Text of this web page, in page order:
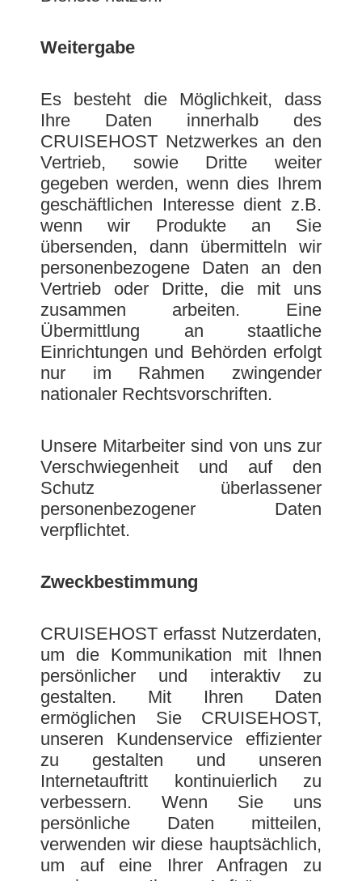
Weitergabe
Es besteht die Möglichkeit, dass
Ihre Daten innerhalb des
CRUISEHOST Netzwerkes an den
Vertrieb, sowie Dritte weiter
gegeben werden, wenn dies Ihrem
geschäftlichen Interesse dient z.B.
wenn wir Produkte an Sie
übersenden, dann übermitteln wir
personenbezogene Daten an den
Vertrieb oder Dritte, die mit uns
zusammen arbeiten. Eine
Übermittlung an staatliche
Einrichtungen und Behörden erfolgt
nur im Rahmen zwingender
nationaler Rechtsvorschriften.
Unsere Mitarbeiter sind von uns zur
Verschwiegenheit und auf den
Schutz überlassener
personenbezogener Daten
verpflichtet.
Zweckbestimmung
CRUISEHOST erfasst Nutzerdaten,
um die Kommunikation mit Ihnen
persönlicher und interaktiv zu
gestalten. Mit Ihren Daten
ermöglichen Sie CRUISEHOST,
unseren Kundenservice effizienter
zu gestalten und unseren
Internetauftritt kontinuierlich zu
verbessern. Wenn Sie uns
persönliche Daten mitteilen,
verwenden wir diese hauptsächlich,
um auf eine Ihrer Anfragen zu